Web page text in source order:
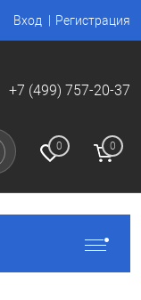
Вход Регистрация
+7 (499) 757-20-37
0 0